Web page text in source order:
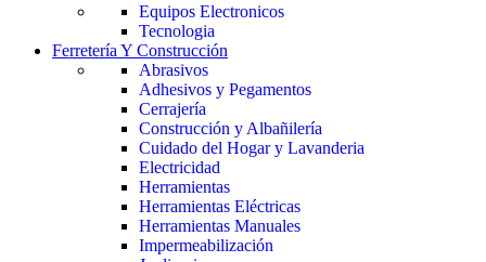
Equipos Electronicos
Tecnologia
Ferretería Y Construcción
Abrasivos
Adhesivos y Pegamentos
Cerrajería
Construcción y Albañilería
Cuidado del Hogar y Lavanderia
Electricidad
Herramientas
Herramientas Eléctricas
Herramientas Manuales
Impermeabilización